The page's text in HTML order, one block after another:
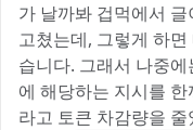
가 날까봐 겁먹에서
고쳤는데, 그렇게 하
습니다. 그래서 나중
에 해당하는 지시를
라고 토큰 차감량을 줄